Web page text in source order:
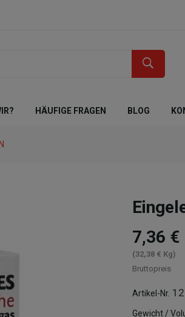
HÄUFIGE FRAGEN BLOG
7,36 €
(32,38 € Kg)
Bruttopreis
Artikel-Nr.
Gewicht /